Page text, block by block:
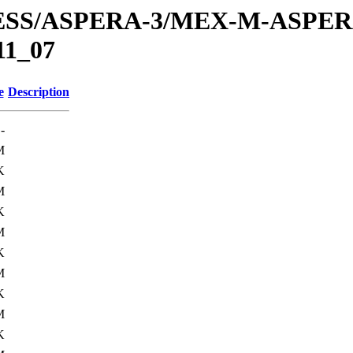
ASPERA-3/MEX-M-
Description
-